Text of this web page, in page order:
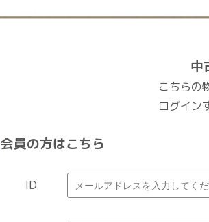
中
こちらの
ログイン
会員の方はこちら
ID